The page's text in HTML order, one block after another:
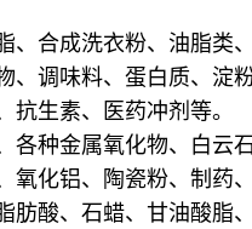
、合成洗衣粉、油脂类
、调味料、蛋白质、淀
抗生素、医药冲剂等。
各种金属氧化物、白云
氧化铝、陶瓷粉、制药
肪酸、石蜡、甘油酸脂